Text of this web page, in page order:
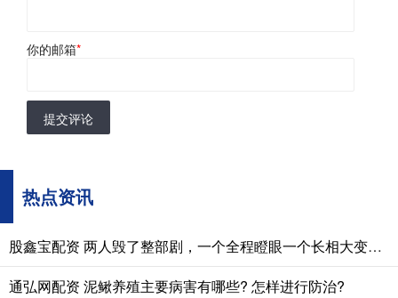
你的邮箱*
提交评论
热点资讯
股鑫宝配资 两人毁了整部剧，一个全程瞪眼一个长相大变，难怪网友弃剧一片
通弘网配资 泥鳅养殖主要病害有哪些? 怎样进行防治?